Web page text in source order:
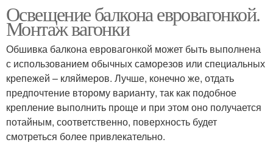
Светильник на балкон Правильное освещение
Светильник для
балкона
Проводки на балконе
Освещение балкона евровагонкой.
Монтаж вагонки
Обшивка балкона евровагонкой может быть выполнена
с использованием обычных саморезов или специальных
крепежей – кляймеров. Лучше, конечно же, отдать
предпочтение второму варианту, так как подобное
крепление выполнить проще и при этом оно получается
потайным, соответственно, поверхность будет
смотреться более привлекательно.